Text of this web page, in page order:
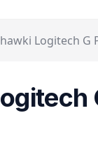
Logitech G